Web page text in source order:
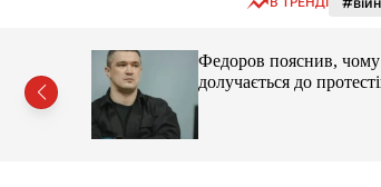
по
Федоров пояснив,
долучається до